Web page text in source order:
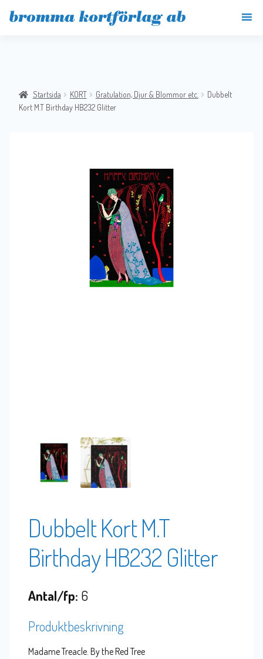
Startsida KORT Gratulation, Djur & Blommor etc.
Dubbelt
Kort M.T Birthday HB232 Glitter
Dubbelt Kort M.T
Birthday HB232 Glitter
Antal/fp: 6
Produktbeskrivning
Madame Treacle. By the Red Tree